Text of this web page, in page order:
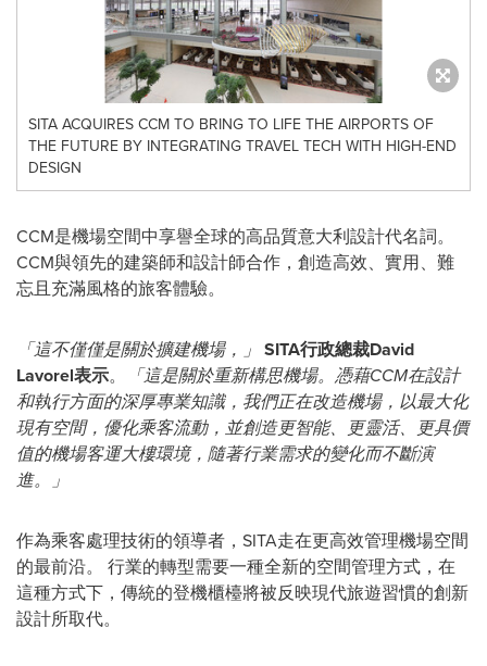
SITA ACQUIRES CCM TO BRING TO LIFE THE AIRPORTS OF
THE FUTURE BY INTEGRATING TRAVEL TECH WITH HIGH-END
DESIGN
CCM是機場空間中享譽全球的高品質意大利設計代名詞。
CCM與領先的建築師和設計師合作，創造高效、實用、難
忘且充滿風格的旅客體驗。
「這不僅僅是關於擴建機場，」 SITA行政總裁David
Lavorel表示。
「這是關於重新構思機場。憑藉CCM在設計
和執行方面的深厚專業知識，我們正在改造機場，以最大化
現有空間，優化乘客流動，並創造更智能、更靈活、更具價
值的機場客運大樓環境，隨著行業需求的變化而不斷演
進。」
作為乘客處理技術的領導者，SITA走在更高效管理機場空間
的最前沿。 行業的轉型需要一種全新的空間管理方式，在
這種方式下，傳統的登機櫃檯將被反映現代旅遊習慣的創新
設計所取代。